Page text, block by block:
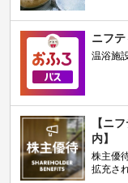
ニフ
温浴施
【ニ
内】
株主優
拡充さ